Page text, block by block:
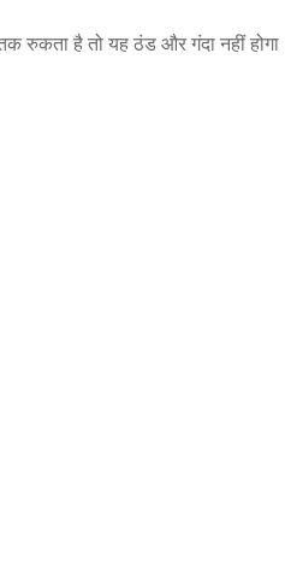
रुकता है तो यह ठंड और गंदा नहीं